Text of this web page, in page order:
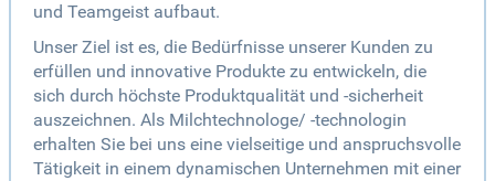
und Teamgeist aufbaut.
Unser Ziel ist es, die Bedürfnisse unserer Kunden zu
erfüllen und innovative Produkte zu entwickeln, die
sich durch höchste Produktqualität und -sicherheit
auszeichnen. Als Milchtechnologe/ -technologin
erhalten Sie bei uns eine vielseitige und anspruchsvolle
Tätigkeit in einem dynamischen Unternehmen mit einer